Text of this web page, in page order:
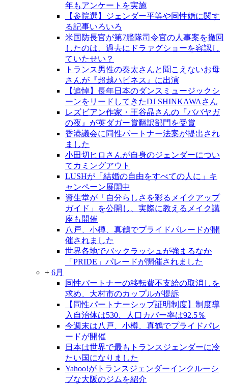
年もアンケートを実施
【参院選】ジェンダー平等や同性婚に関す
る記事いろいろ
米国防長官が第7艦隊司令官の人事案を撤回
したのは、過去にドラァグショーを容認し
ていたせい？
トランス男性の奏太さんと聞こえないお母
さんが『超越ハピネス』に出演
【追悼】長年日本のダンスミュージックシ
ーンをリードしてきたDJ SHINKAWAさん
レズビアン作家・王谷晶さんの『ババヤガ
の夜』が英ダガー賞翻訳部門を受賞
香港議会に同性パートナー法案が提出され
ました
小田切ヒロさんが自身のジェンダーについ
てカミングアウト
LUSHが「結婚の自由をすべての人に」キ
ャンペーン展開中
資生堂が「自分らしさを彩るメイクアップ
ガイド」を公開し、実際に教えるメイク講
座も開催
八戸、小樽、真鶴でプライドパレードが開
催されました
世界各地でバックラッシュが強まるなか
「PRIDE」パレードが開催されました
+ 6月
同性パートナーの移転費不支給の取消しを
求め、大村市のカップルが提訴
【同性パートナーシップ証明制度】制度導
入自治体は530、人口カバー率は92.5％
今週末は八戸、小樽、真鶴でプライドパレ
ードが開催
日本は世界で最もトランスジェンダーに冷
たい国になりました
Yahoo!がトランスジェンダーインクルーシ
ブな大阪のジムを紹介